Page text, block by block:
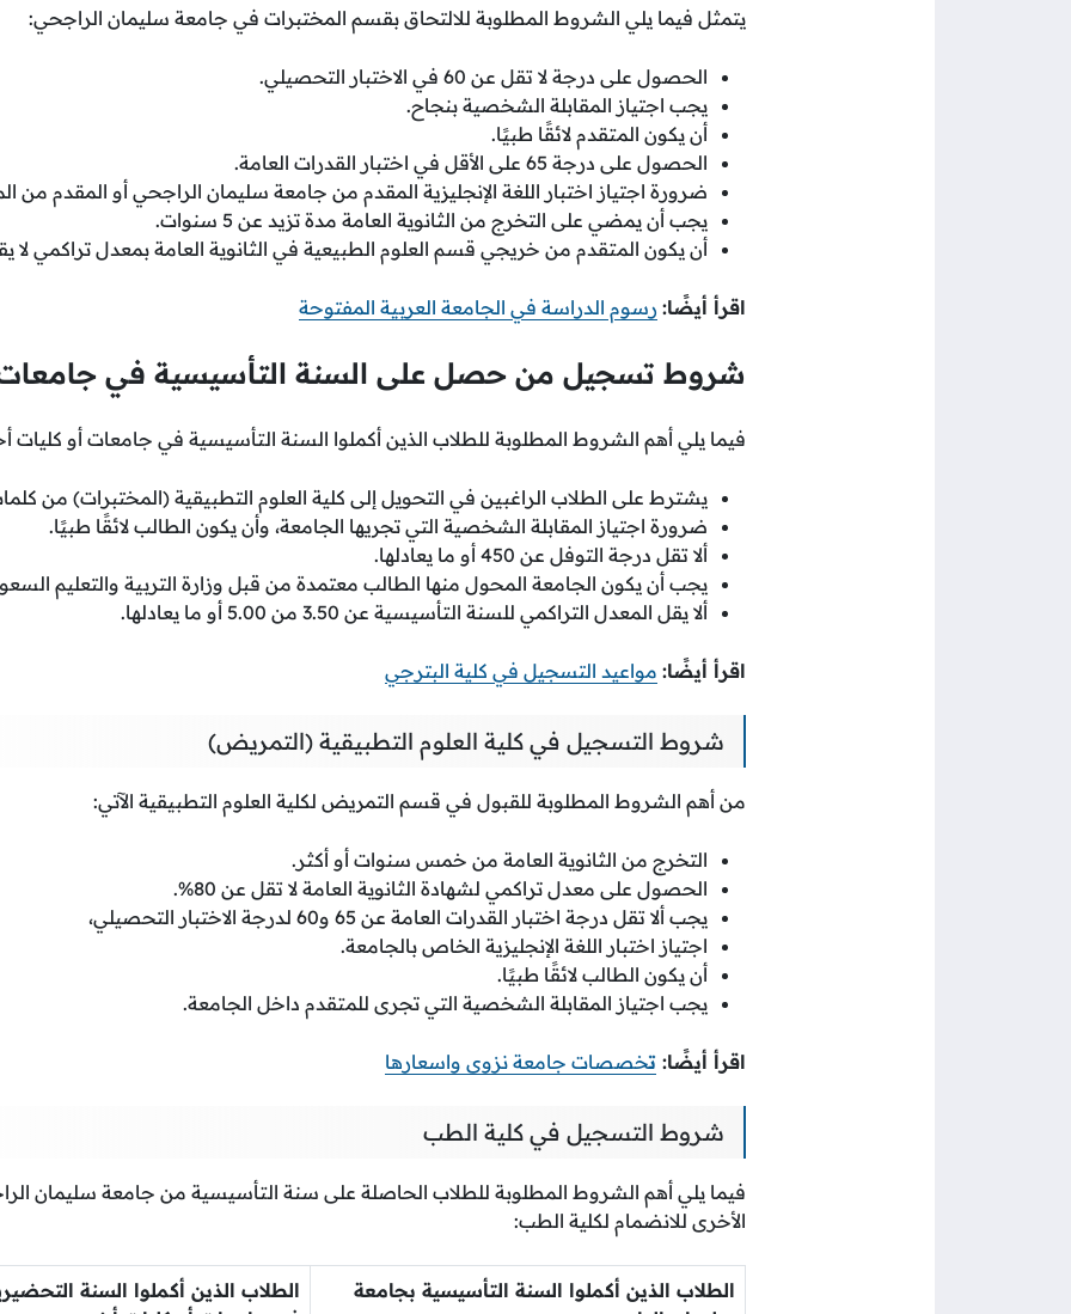
يتمثل فيما يلي الشروط المطلوبة للالتحاق بقسم المختبرات في جامعة سليمان الراجحي:
الحصول على درجة لا تقل عن 60 في الاختبار التحصيلي.
يجب اجتياز المقابلة الشخصية بنجاح.
أن يكون المتقدم لائقًا طبيًا.
الحصول على درجة 65 على الأقل في اختبار القدرات العامة.
ضرورة اجتياز اختبار اللغة الإنجليزية المقدم من جامعة سليمان الراجحي أو المقدم من
يجب أن يمضي على التخرج من الثانوية العامة مدة تزيد عن 5 سنوات.
أن يكون المتقدم من خريجي قسم العلوم الطبيعية في الثانوية العامة بمعدل تراكمي لا يقل عن 85% أو ما
اقرأ أيضًا: رسوم الدراسة في الجامعة العربية المفتوحة
شروط تسجيل من حصل على السنة التأسيسية في
فيما يلي أهم الشروط المطلوبة للطلاب الذين أكملوا السنة التأسيسية في جامعات أو كليات
يشترط على الطلاب الراغبين في التحويل إلى كلية العلوم التطبيقية (المختبرات) من
ضرورة اجتياز المقابلة الشخصية التي تجريها الجامعة، وأن يكون الطالب لائقًا طبيًا.
ألا تقل درجة التوفل عن 450 أو ما يعادلها.
يجب أن يكون الجامعة المحول منها الطالب معتمدة من قبل وزارة التربية والتعليم
ألا يقل المعدل التراكمي للسنة التأسيسية عن 3.50 من 5.00 أو ما يعادلها.
اقرأ أيضًا: مواعيد التسجيل في كلية البترجي
شروط التسجيل في كلية العلوم التطبيقية (التمريض)
من أهم الشروط المطلوبة للقبول في قسم التمريض لكلية العلوم التطبيقية الآتي:
التخرج من الثانوية العامة من خمس سنوات أو أكثر.
الحصول على معدل تراكمي لشهادة الثانوية العامة لا تقل عن 80%.
يجب ألا تقل درجة اختبار القدرات العامة عن 65 و60 لدرجة الاختبار التحصيلي،
اجتياز اختبار اللغة الإنجليزية الخاص بالجامعة.
أن يكون الطالب لائقًا طبيًا.
يجب اجتياز المقابلة الشخصية التي تجرى للمتقدم داخل الجامعة.
اقرأ أيضًا: تخصصات جامعة نزوى واسعارها
شروط التسجيل في كلية الطب
فيما يلي أهم الشروط المطلوبة للطلاب الحاصلة على سنة التأسيسية من جامعة سليمان
الأخرى للانضمام لكلية الطب:
الطلاب الذين أكملوا السنة التأسيسية بجامعة
الطلاب الذين أكملوا السنة